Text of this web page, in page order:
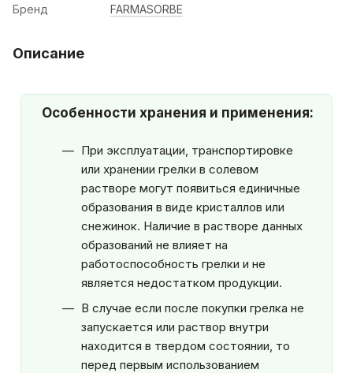
Бренд FARMASORBE
Описание
Особенности хранения и применения:
При эксплуатации, транспортировке
или хранении грелки в солевом
растворе могут появиться единичные
образования в виде кристаллов или
снежинок. Наличие в растворе данных
образований не влияет на
работоспособность грелки и не
является недостатком продукции.
В случае если после покупки грелка не
запускается или раствор внутри
находится в твердом состоянии, то
перед первым использованием